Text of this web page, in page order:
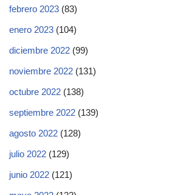
febrero 2023 (83)
enero 2023 (104)
diciembre 2022 (99)
noviembre 2022 (131)
octubre 2022 (138)
septiembre 2022 (139)
agosto 2022 (128)
julio 2022 (129)
junio 2022 (121)